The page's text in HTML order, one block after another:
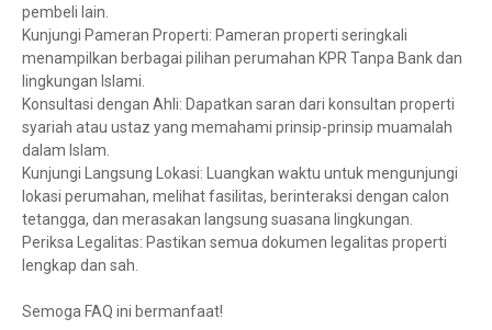
pembeli lain.
Kunjungi Pameran Properti: Pameran properti seringkali
menampilkan berbagai pilihan perumahan KPR Tanpa Bank dan
lingkungan Islami.
Konsultasi dengan Ahli: Dapatkan saran dari konsultan properti
syariah atau ustaz yang memahami prinsip-prinsip muamalah
dalam Islam.
Kunjungi Langsung Lokasi: Luangkan waktu untuk mengunjungi
lokasi perumahan, melihat fasilitas, berinteraksi dengan calon
tetangga, dan merasakan langsung suasana lingkungan.
Periksa Legalitas: Pastikan semua dokumen legalitas properti
lengkap dan sah.
Semoga FAQ ini bermanfaat!